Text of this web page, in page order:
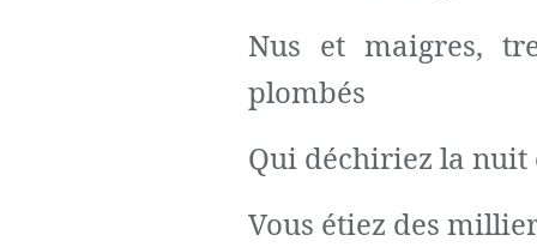
Nus et maigres,
plombés
Qui déchiriez la nuit
Vous étiez des